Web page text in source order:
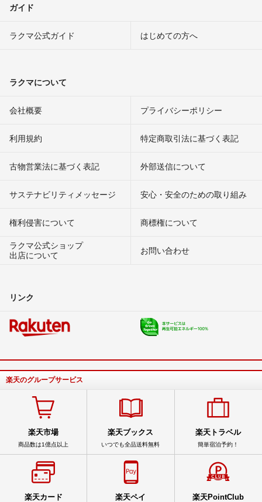
ガイド
ラクマ公式ガイド はじめての方へ
ラクマについて
会社概要 プライバシーポリシー
利用規約 特定商取引法に基づく表記
古物営業法に基づく表記 外部送信について
サステナビリティメッセージ 安心・安全のための取り組み
権利侵害について
商標権について
ラクマ公式ショップ
出店について
お問い合わせ
リンク
楽天のグループサービス
楽天市場
商品数は1億点以上
楽天ブックス
いつでも全品送料無料
楽天トラベル
簡単宿泊予約！
楽天カード 楽天ペイ 楽天PointClub